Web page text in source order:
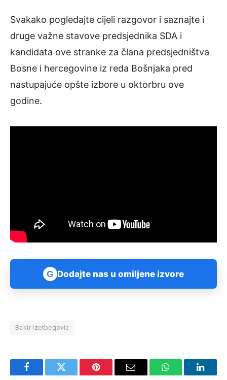
Svakako pogledajte cijeli razgovor i saznajte i
druge važne stavove predsjednika SDA i
kandidata ove stranke za člana predsjedništva
Bosne i hercegovine iz reda Bošnjaka pred
nastupajuće opšte izbore u oktorbru ove
godine.
G Dodajte nas u omiljene izvore
Bakir Izetbegovic
FacebookTwitter Pinterest Email WhatsApp